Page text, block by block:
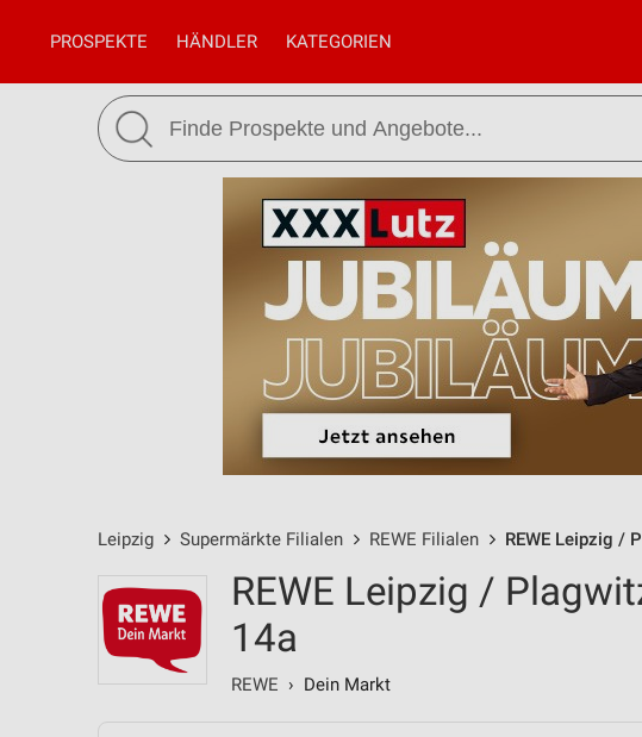
PROSPEKTE HÄNDLER KATEGORIEN
Leipzig Supermärkte Filialen REWE Filialen REWE Leipzig /
REWE Leipzig /
14a
REWE › Dein Markt